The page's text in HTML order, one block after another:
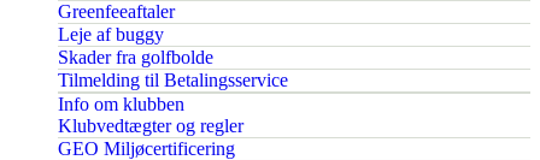
Greenfeeaftaler
Leje af buggy
Skader fra golfbolde
Tilmelding til Betalingsservice
Info om klubben
Klubvedtægter og regler
GEO Miljøcertificering